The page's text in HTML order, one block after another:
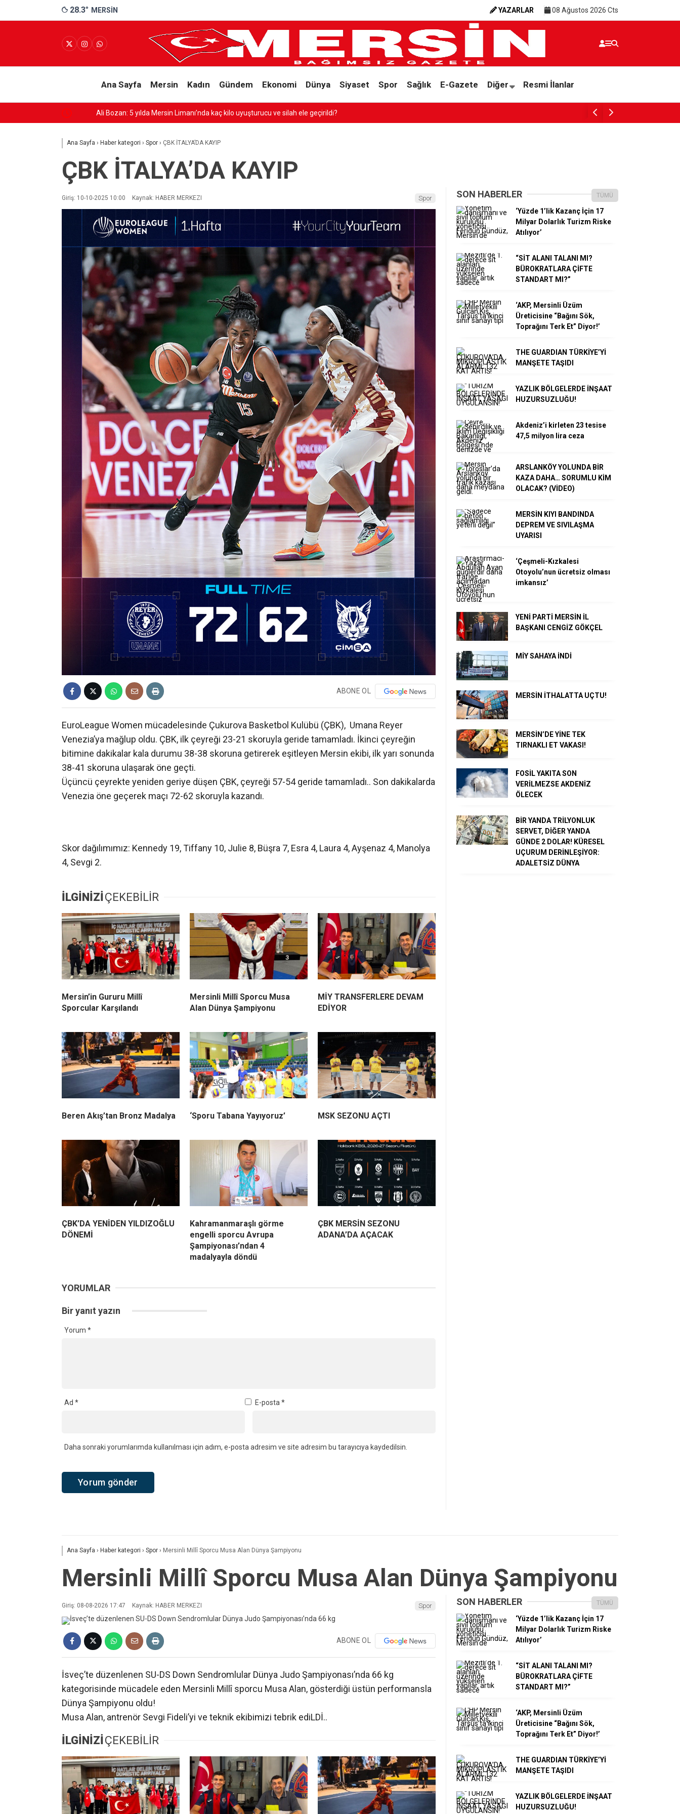
28.3° MERSIN YAZARLAR 08 Ağustos 2026 Cts
Ana Sayfa Mersin Kadın Gündem Ekonomi Dünya Siyaset Spor Sağlık E-Gazete Diğer Resmi İlanlar
Ali Bozan: 5 yılda Mersin Limanı’nda kaç kilo uyuşturucu ve silah ele geçirildi? “AVRUPA ÇÖPÜNDEN KURTULACAK DİYE
Ana Sayfa › Haber kategori › Spor › ÇBK İTALYA’DA KAYIP
ÇBK İTALYA’DA KAYIP
Giriş: 10-10-2025 10:00 Kaynak: HABER MERKEZI Spor
ABONE OL
EuroLeague Women mücadelesinde Çukurova Basketbol Kulübü (ÇBK), Umana Reyer
Venezia’ya mağlup oldu. ÇBK, ilk çeyreği 23-21 skoruyla geride tamamladı. İkinci çeyreğin
bitimine dakikalar kala durumu 38-38 skoruna getirerek eşitleyen Mersin ekibi, ilk yarı sonunda
38-41 skoruna ulaşarak öne geçti.
Üçüncü çeyrekte yeniden geriye düşen ÇBK, çeyreği 57-54 geride tamamladı.. Son dakikalarda
Venezia öne geçerek maçı 72-62 skoruyla kazandı.
Skor dağılımımız: Kennedy 19, Tiffany 10, Julie 8, Büşra 7, Esra 4, Laura 4, Ayşenaz 4, Manolya
4, Sevgi 2.
İLGİNİZİÇEKEBİLİR
Mersin’in Gururu Millî
Sporcular Karşılandı
Mersinli Millî Sporcu Musa
Alan Dünya Şampiyonu
MİY TRANSFERLERE DEVAM
EDİYOR
Beren Akış’tan Bronz Madalya ‘Sporu Tabana Yayıyoruz’ MSK SEZONU AÇTI
ÇBK’DA YENİDEN YILDIZOĞLU
DÖNEMİ
Kahramanmaraşlı görme
engelli sporcu Avrupa
Şampiyonası’ndan 4
madalyayla döndü
ÇBK MERSİN SEZONU
ADANA’DA AÇACAK
YORUMLAR
Bir yanıt yazın
Yorum *
Ad * E-posta *
Daha sonraki yorumlarımda kullanılması için adım, e-posta adresim ve site adresim bu tarayıcıya kaydedilsin.
SON HABERLER TÜMÜ
‘Yüzde 1’lik Kazanç İçin 17
Milyar Dolarlık Turizm Riske
Atılıyor’
“SİT ALANI TALANI MI?
BÜROKRATLARA ÇİFTE
STANDART MI?”
‘AKP, Mersinli Üzüm
Üreticisine “Bağını Sök,
Toprağını Terk Et” Diyor!’
THE GUARDIAN TÜRKİYE’Yİ
MANŞETE TAŞIDI
YAZLIK BÖLGELERDE İNŞAAT
HUZURSUZLUĞU!
Akdeniz’i kirleten 23 tesise
47,5 milyon lira ceza
ARSLANKÖY YOLUNDA BİR
KAZA DAHA… SORUMLU KİM
OLACAK? (VİDEO)
MERSİN KIYI BANDINDA
DEPREM VE SIVILAŞMA
UYARISI
‘Çeşmeli-Kızkalesi
Otoyolu’nun ücretsiz olması
imkansız’
YENİ PARTİ MERSİN İL
BAŞKANI CENGİZ GÖKÇEL
MİY SAHAYA İNDİ
MERSİN İTHALATTA UÇTU!
MERSİN’DE YİNE TEK
TIRNAKLI ET VAKASI!
FOSİL YAKITA SON
VERİLMEZSE AKDENİZ
ÖLECEK
BİR YANDA TRİLYONLUK
SERVET, DİĞER YANDA
GÜNDE 2 DOLAR! KÜRESEL
UÇURUM DERİNLEŞİYOR:
ADALETSİZ DÜNYA
Ana Sayfa › Haber kategori › Spor › Mersinli Millî Sporcu Musa Alan Dünya Şampiyonu
Mersinli Millî Sporcu Musa Alan Dünya Şampiyonu
Giriş: 08-08-2026 17:47 Kaynak: HABER MERKEZI Spor
ABONE OL
İsveç’te düzenlenen SU-DS Down Sendromlular Dünya Judo Şampiyonası’nda 66 kg
kategorisinde mücadele eden Mersinli Millî sporcu Musa Alan, gösterdiği üstün performansla
Dünya Şampiyonu oldu!
Musa Alan, antrenör Sevgi Fideli’yi ve teknik ekibimizi tebrik ediLDİ..
İLGİNİZİÇEKEBİLİR
SON HABERLER TÜMÜ
‘Yüzde 1’lik Kazanç İçin 17
Milyar Dolarlık Turizm Riske
Atılıyor’
“SİT ALANI TALANI MI?
BÜROKRATLARA ÇİFTE
STANDART MI?”
‘AKP, Mersinli Üzüm
Üreticisine “Bağını Sök,
Toprağını Terk Et” Diyor!’
THE GUARDIAN TÜRKİYE’Yİ
MANŞETE TAŞIDI
YAZLIK BÖLGELERDE İNŞAAT
HUZURSUZLUĞU!